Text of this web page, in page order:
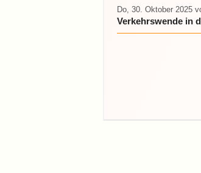
Do, 30. Oktober 2025
Verkehrswende in